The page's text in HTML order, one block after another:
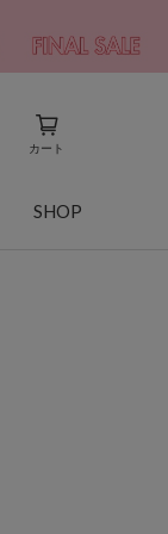
カート
SHOP